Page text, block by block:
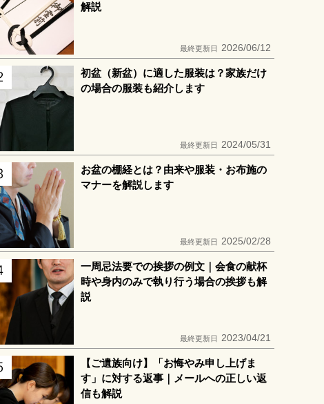
解説
最終更新日 2026/06/12
初盆（新盆）に適した服装は？家族だけ
の場合の服装も紹介します
最終更新日 2024/05/31
お盆の棚経とは？由来や服装・お布施の
マナーを解説します
最終更新日 2025/02/28
一周忌法要での挨拶の例文｜会食の献杯
時や身内のみで執り行う場合の挨拶も解
説
最終更新日 2023/04/21
【ご遺族向け】「お悔やみ申し上げま
す」に対する返事｜メールへの正しい返
信も解説